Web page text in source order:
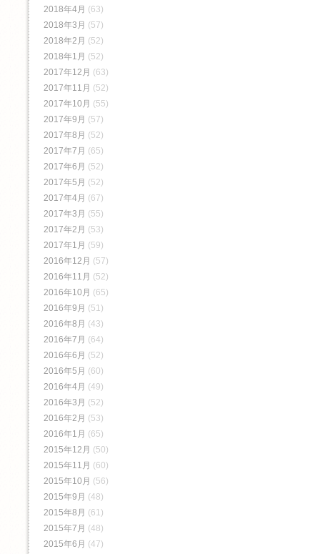
2018年4月 (63)
2018年3月 (57)
2018年2月 (52)
2018年1月 (52)
2017年12月 (63)
2017年11月 (52)
2017年10月 (55)
2017年9月 (57)
2017年8月 (52)
2017年7月 (65)
2017年6月 (52)
2017年5月 (52)
2017年4月 (67)
2017年3月 (55)
2017年2月 (53)
2017年1月 (59)
2016年12月 (57)
2016年11月 (52)
2016年10月 (65)
2016年9月 (51)
2016年8月 (43)
2016年7月 (64)
2016年6月 (52)
2016年5月 (60)
2016年4月 (49)
2016年3月 (52)
2016年2月 (53)
2016年1月 (65)
2015年12月 (50)
2015年11月 (60)
2015年10月 (56)
2015年9月 (48)
2015年8月 (61)
2015年7月 (48)
2015年6月 (47)